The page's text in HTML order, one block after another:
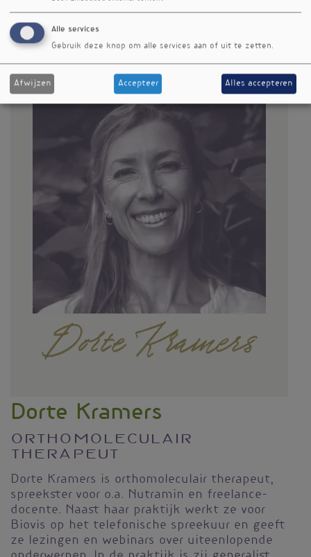
Dorte Kramers
Orthomoleculair
therapeut
Dorte Kramers is orthomoleculair therapeut,
spreekster voor o.a. Nutramin en freelance-
docente. Naast haar praktijk werkt ze voor
Biovis op het telefonische spreekuur en geeft
ze lezingen en webinars over uiteenlopende
Alle services
Gebruik deze knop om alle services aan of uit te zetten.
Afwijzen Accepteer Alles accepteren